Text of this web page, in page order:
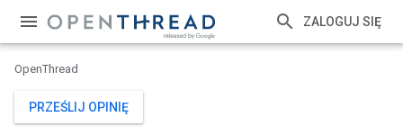
ZALOGUJ SIĘ
OpenThread
PRZEŚLIJ OPINIĘ